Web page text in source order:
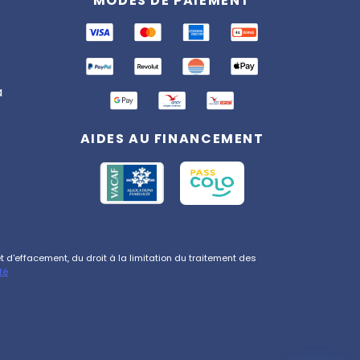
AIDES AU FINANCEMENT
d'effacement, du droit à la limitation du traitement des
En ligne
Totemia. Posez-moi vos